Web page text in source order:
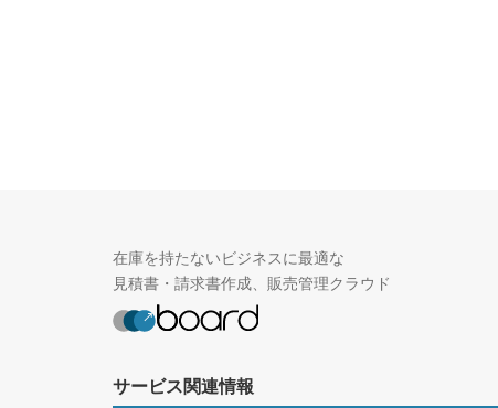
在庫を持たないビジネスに最適な
見積書・請求書作成、販売管理クラウド
サービス関連情報